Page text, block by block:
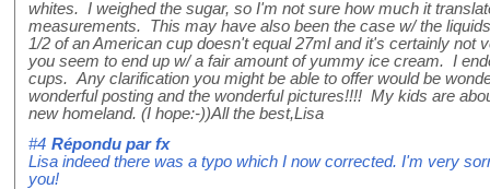
whites. I weighed the sugar, so I'm not sure how much it
measurements. This may have also been the case w/ the
1/2 of an American cup doesn't equal 27ml and it's certainly not
you seem to end up w/ a fair amount of yummy ice cream. I
cups. Any clarification you might be able to offer would be
wonderful posting and the wonderful pictures!!!! My kids are
new homeland. (I hope:-))All the best,Lisa
#4 Répondu parfx
Lisa indeed there was a typo which I now corrected. I'm very
you!